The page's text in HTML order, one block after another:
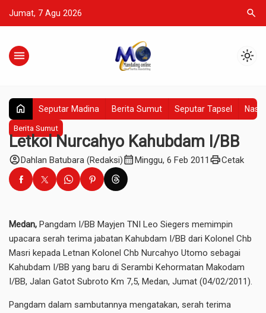
Jumat, 7 Agu 2026 search
menu light_mode
home Seputar Madina Berita Sumut Seputar Tapsel
Berita Sumut
Letkol Nurcahyo Kahubdam I/BB
account_circleDahlan Batubara (Redaksi)calendar_monthMinggu, 6 Feb 2011 printCetak
Medan, Pangdam I/BB Mayjen TNI Leo Siegers memimpin
upacara serah terima jabatan Kahubdam I/BB dari Kolonel Chb
Masri kepada Letnan Kolonel Chb Nurcahyo Utomo sebagai
Kahubdam I/BB yang baru di Serambi Kehormatan Makodam
I/BB, Jalan Gatot Subroto Km 7,5, Medan, Jumat (04/02/2011).
Pangdam dalam sambutannya mengatakan, serah terima